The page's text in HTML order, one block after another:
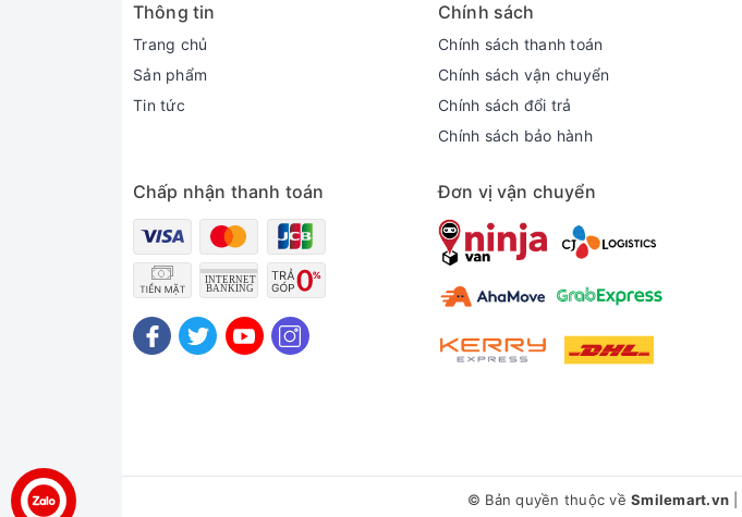
Thông tin
Trang chủ
Sản phẩm
Tin tức
Chính sách
Chính sách thanh toán
Chính sách vận chuyển
Chính sách đổi trả
Chính sách bảo hành
Chấp nhận thanh toán Đơn vị vận chuyển
© Bản quyền thuộc về Smilemart.vn